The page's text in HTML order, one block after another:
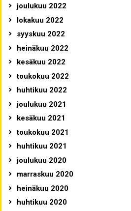
joulukuu 2022
lokakuu 2022
syyskuu 2022
heinäkuu 2022
kesäkuu 2022
toukokuu 2022
huhtikuu 2022
joulukuu 2021
kesäkuu 2021
toukokuu 2021
huhtikuu 2021
joulukuu 2020
marraskuu 2020
heinäkuu 2020
huhtikuu 2020